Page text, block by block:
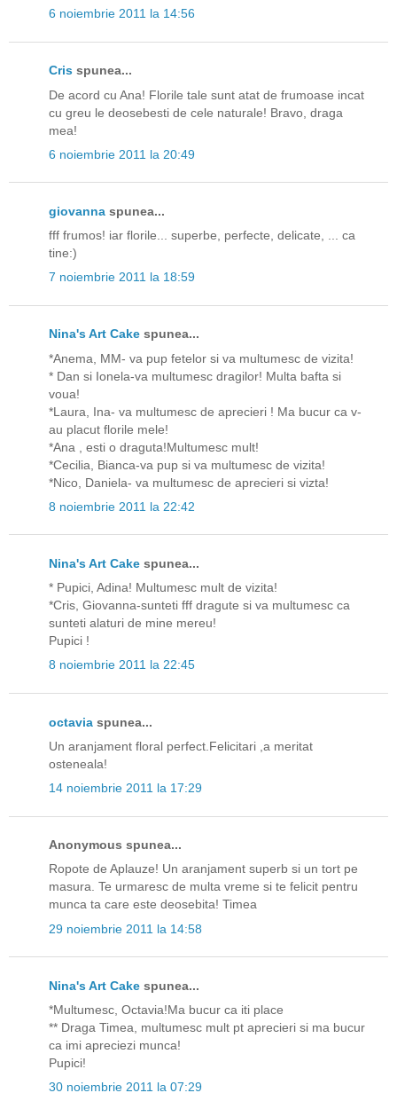
6 noiembrie 2011 la 14:56
Cris spunea...
De acord cu Ana! Florile tale sunt atat de frumoase incat
cu greu le deosebesti de cele naturale! Bravo, draga
mea!
6 noiembrie 2011 la 20:49
giovanna spunea...
fff frumos! iar florile... superbe, perfecte, delicate, ... ca
tine:)
7 noiembrie 2011 la 18:59
Nina's Art Cake spunea...
*Anema, MM- va pup fetelor si va multumesc de vizita!
* Dan si Ionela-va multumesc dragilor! Multa bafta si
voua!
*Laura, Ina- va multumesc de aprecieri ! Ma bucur ca v-
au placut florile mele!
*Ana , esti o draguta!Multumesc mult!
*Cecilia, Bianca-va pup si va multumesc de vizita!
*Nico, Daniela- va multumesc de aprecieri si vizta!
8 noiembrie 2011 la 22:42
Nina's Art Cake spunea...
* Pupici, Adina! Multumesc mult de vizita!
*Cris, Giovanna-sunteti fff dragute si va multumesc ca
sunteti alaturi de mine mereu!
Pupici !
8 noiembrie 2011 la 22:45
octavia spunea...
Un aranjament floral perfect.Felicitari ,a meritat
osteneala!
14 noiembrie 2011 la 17:29
Anonymous spunea...
Ropote de Aplauze! Un aranjament superb si un tort pe
masura. Te urmaresc de multa vreme si te felicit pentru
munca ta care este deosebita! Timea
29 noiembrie 2011 la 14:58
Nina's Art Cake spunea...
*Multumesc, Octavia!Ma bucur ca iti place
** Draga Timea, multumesc mult pt aprecieri si ma bucur
ca imi apreciezi munca!
Pupici!
30 noiembrie 2011 la 07:29